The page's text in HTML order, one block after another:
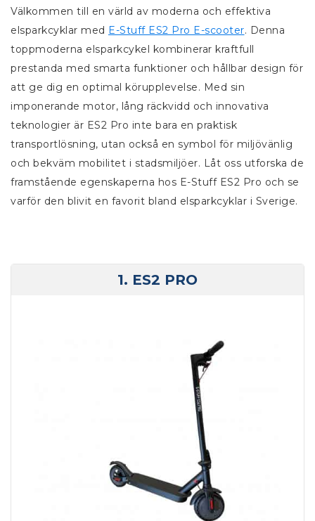
Välkommen till en värld av moderna och effektiva
elsparkcyklar med E-Stuff ES2 Pro E-scooter. Denna
toppmoderna elsparkcykel kombinerar kraftfull
prestanda med smarta funktioner och hållbar design för
att ge dig en optimal körupplevelse. Med sin
imponerande motor, lång räckvidd och innovativa
teknologier är ES2 Pro inte bara en praktisk
transportlösning, utan också en symbol för miljövänlig
och bekväm mobilitet i stadsmiljöer. Låt oss utforska de
framstående egenskaperna hos E-Stuff ES2 Pro och se
varför den blivit en favorit bland elsparkcyklar i Sverige.
1. ES2 PRO